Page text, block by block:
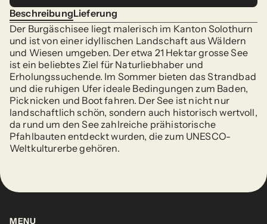
Zum Warenkorb
Beschreibung
Beschreibung
Lieferung
Lieferung
Der Burgäschisee liegt malerisch im Kanton Solothurn
und ist von einer idyllischen Landschaft aus Wäldern
und Wiesen umgeben. Der etwa 21 Hektar grosse See
ist ein beliebtes Ziel für Naturliebhaber und
Erholungssuchende. Im Sommer bieten das Strandbad
und die ruhigen Ufer ideale Bedingungen zum Baden,
Picknicken und Boot fahren. Der See ist nicht nur
landschaftlich schön, sondern auch historisch wertvoll,
da rund um den See zahlreiche prähistorische
Pfahlbauten entdeckt wurden, die zum UNESCO-
Weltkulturerbe gehören.
MENU